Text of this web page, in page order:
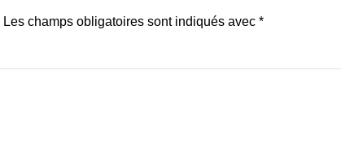
Les champs obligatoires sont indiqués avec *